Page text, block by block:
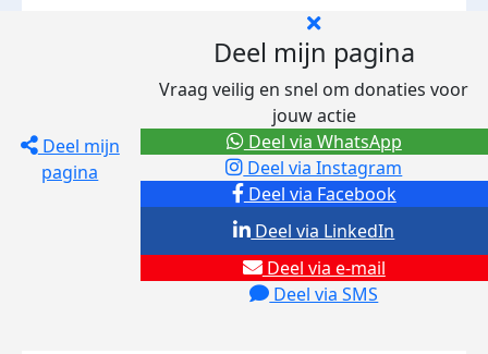
Deel mijn
pagina
Deel mijn pagina
Vraag veilig en snel om donaties voor
jouw actie
Deel via Facebook
Deel via Instagram
Deel via e-mail
Deel via SMS
Deel via LinkedIn
Deel via WhatsApp